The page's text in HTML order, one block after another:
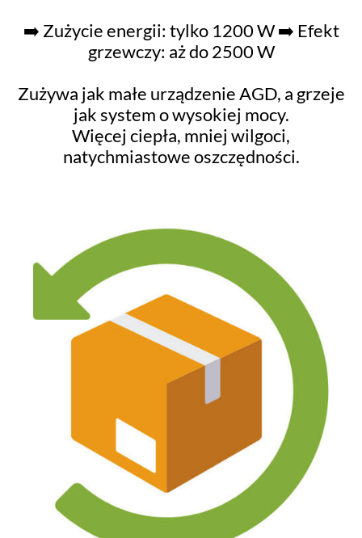
➡️ Zużycie energii: tylko 1200 W ➡️ Efekt
grzewczy: aż do 2500 W
Zużywa jak małe urządzenie AGD, a grzeje
jak system o wysokiej mocy.
Więcej ciepła, mniej wilgoci,
natychmiastowe oszczędności.